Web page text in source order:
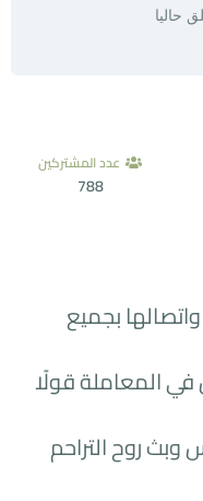
حاليا
عدد المشتركين
788
بجميع
في المعاملة قولًا
وبث روح التراحم